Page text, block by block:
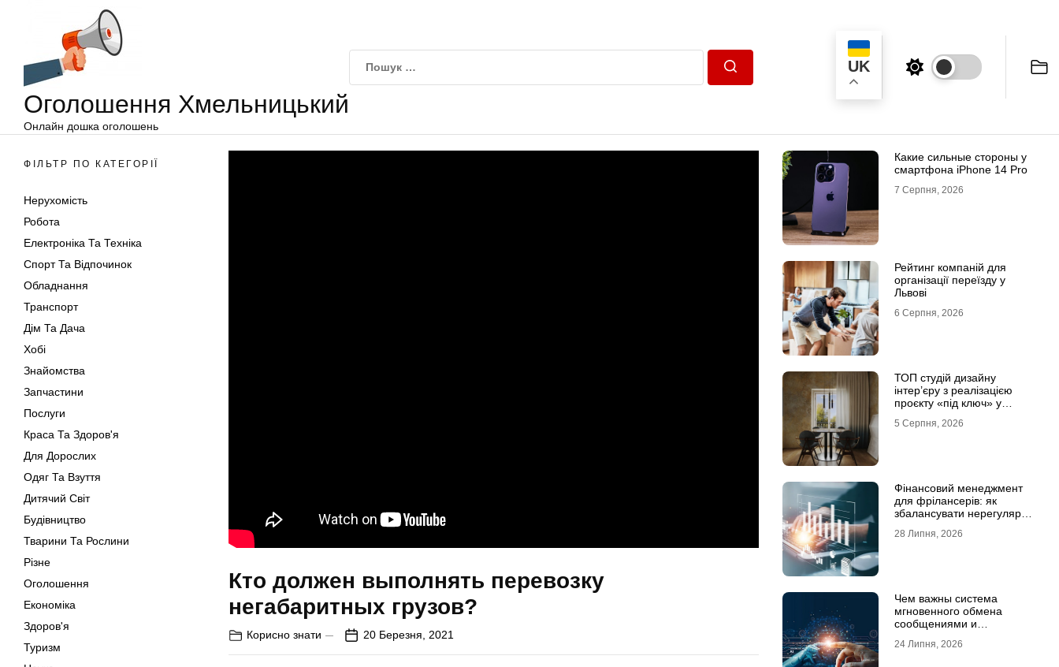
Оголошення Хмельницький
Онлайн дошка оголошень
UK
ФІЛЬТР ПО КАТЕГОРІЇ
Нерухомість
Робота
Електроніка Та Техніка
Спорт Та Відпочинок
Обладнання
Транспорт
Дім Та Дача
Хобі
Знайомства
Запчастини
Послуги
Краса Та Здоров'я
Для Дорослих
Одяг Та Взуття
Дитячий Світ
Будівництво
Тварини Та Рослини
Різне
Оголошення
Економіка
Здоров'я
Туризм
Кто должен выполнять перевозку
негабаритных грузов?
Корисно знати 20 Березня, 2021
Какие сильные стороны у
смартфона iPhone 14 Pro
7 Серпня, 2026
Рейтинг компаній для
організації переїзду у
Львові
6 Серпня, 2026
ТОП студій дизайну
інтер’єру з реалізацією
проєкту «під ключ» у
5 Серпня, 2026
Фінансовий менеджмент
для фрілансерів: як
збалансувати нерегулярні
28 Липня, 2026
Чем важны система
мгновенного обмена
сообщениями и
информации для бизнеса
24 Липня, 2026